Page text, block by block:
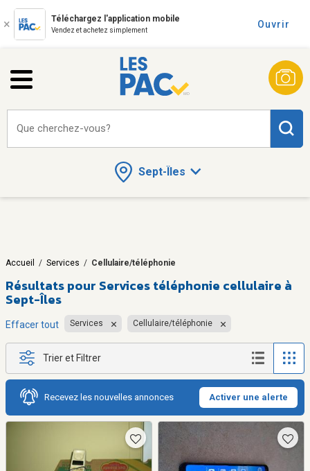
Téléchargez l'application mobile
Vendez et achetez simplement
Ouvrir
Sept-Îles
Que cherchez-vous?
Accueil / Services / Cellulaire/téléphonie
Résultats pour Services téléphonie cellulaire à
Sept-Îles
Effacer tout Services Cellulaire/téléphonie
Trier et Filtrer
Recevez les nouvelles annonces Activer une alerte